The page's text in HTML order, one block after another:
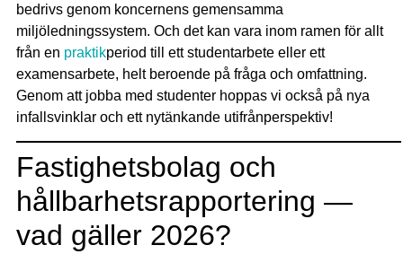
bedrivs genom koncernens gemensamma
miljöledningssystem. Och det kan vara inom ramen för allt
från en praktikperiod till ett studentarbete eller ett
examensarbete, helt beroende på fråga och omfattning.
Genom att jobba med studenter hoppas vi också på nya
infallsvinklar och ett nytänkande utifrånperspektiv!
Fastighetsbolag och
hållbarhetsrapportering —
vad gäller 2026?